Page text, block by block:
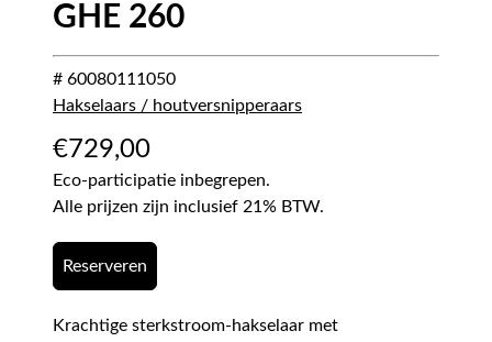
GHE 260
# 60080111050
Hakselaars / houtversnipperaars
€729,00
Eco-participatie inbegrepen.
Alle prijzen zijn inclusief 21% BTW.
Reserveren
Krachtige sterkstroom-hakselaar met